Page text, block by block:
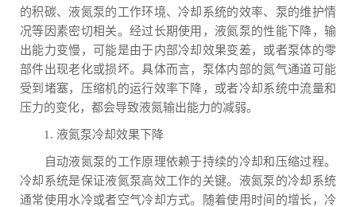
的积碳、液氮泵的工作环境、冷却系统的效率、泵的维护情
况等因素密切相关。经过长期使用，液氮泵的性能下降，输
出能力变慢，可能是由于内部冷却效果变差，或者泵体的零
部件出现老化或损坏。具体而言，泵体内部的氮气通道可能
受到堵塞，压缩机的运行效率下降，或者冷却系统中流量和
压力的变化，都会导致液氮输出能力的减弱。
1. 液氮泵冷却效果下降
自动液氮泵的工作原理依赖于持续的冷却和压缩过程。
冷却系统是保证液氮泵高效工作的关键。液氮泵的冷却系统
通常使用水冷或者空气冷却方式。随着使用时间的增长，冷